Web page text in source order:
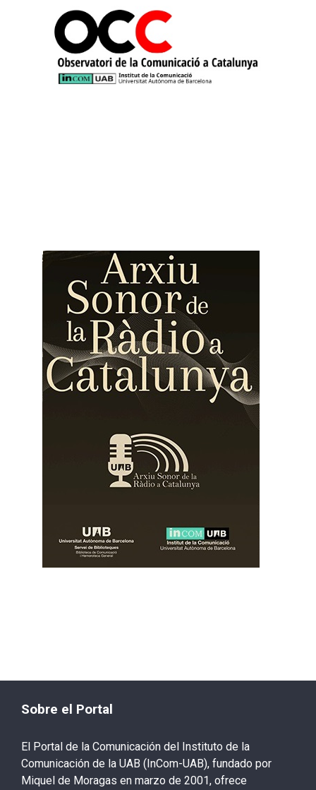
Sobre el Portal
El Portal de la Comunicación del Instituto de la
Comunicación de la UAB (InCom-UAB), fundado por
Miquel de Moragas en marzo de 2001, ofrece